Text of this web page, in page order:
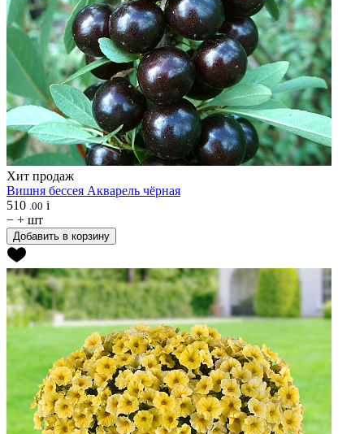
Хит продаж
Вишня бессея Акварель чёрная
510 .00 i
− + шт
Добавить в корзину